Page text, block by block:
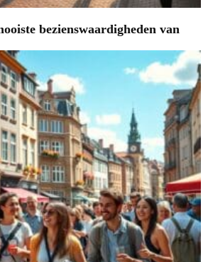
bezienswaardigheden van